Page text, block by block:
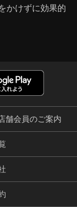
かけずに効果的
舗会員のご案内